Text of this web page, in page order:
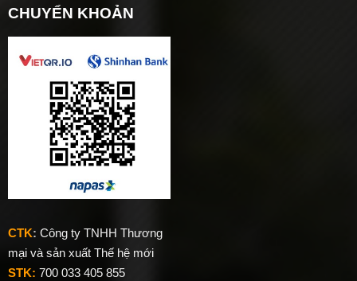
CHUYỂN KHOẢN
CTK: Công ty TNHH Thương
mại và sản xuất Thế hệ mới
STK: 700 033 405 855